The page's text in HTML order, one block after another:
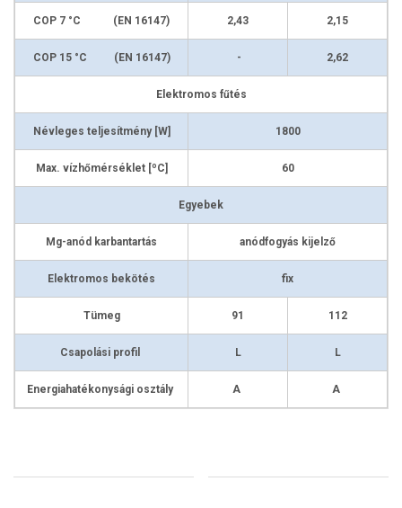
COP 7 °C (EN 16147) 2,43 2,15
COP 15 °C (EN 16147) - 2,62
Elektromos fűtés
Névleges teljesítmény [W] 1800
Max. vízhőmérséklet [o C] 60
Egyebek
Mg-anód karbantartás anódfogyás kijelző
Elektromos bekötés fix
Tümeg 91 112
Csapolási profil L L
Energiahatékonysági osztály A A